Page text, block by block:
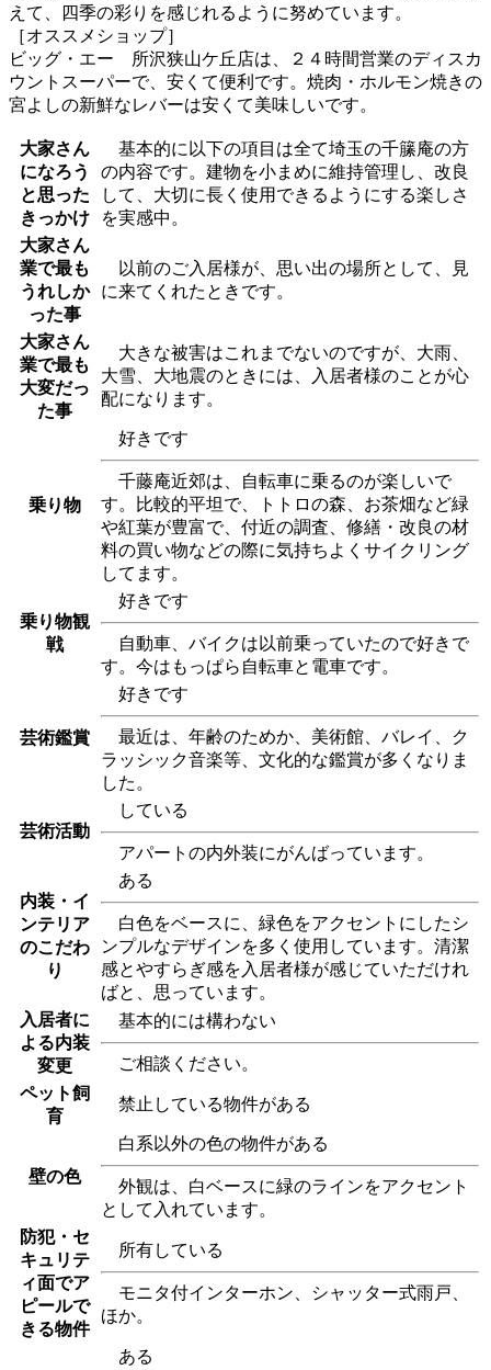
えて、四季の彩りを感じれるように努めています。
［オススメショップ］
ビッグ・エー 所沢狭山ケ丘店は、２４時間営業のディスカ
ウントスーパーで、安くて便利です。焼肉・ホルモン焼きの
宮よしの新鮮なレバーは安くて美味しいです。
大家さん
になろう
と思った
きっかけ
基本的に以下の項目は全て埼玉の千籘庵の方
の内容です。建物を小まめに維持管理し、改良
して、大切に長く使用できるようにする楽しさ
を実感中。
大家さん
業で最も
うれしか
った事
以前のご入居様が、思い出の場所として、見
に来てくれたときです。
大家さん
業で最も
大変だっ
た事
大きな被害はこれまでないのですが、大雨、
大雪、大地震のときには、入居者様のことが心
配になります。
乗り物
好きです
千藤庵近郊は、自転車に乗るのが楽しいで
す。比較的平坦で、トトロの森、お茶畑など緑
や紅葉が豊富で、付近の調査、修繕・改良の材
料の買い物などの際に気持ちよくサイクリング
してます。
乗り物観
戦
好きです
自動車、バイクは以前乗っていたので好きで
す。今はもっぱら自転車と電車です。
芸術鑑賞
好きです
最近は、年齢のためか、美術館、バレイ、ク
ラッシック音楽等、文化的な鑑賞が多くなりま
した。
芸術活動
している
アパートの内外装にがんばっています。
内装・イ
ンテリア
のこだわ
り
ある
白色をベースに、緑色をアクセントにしたシ
ンプルなデザインを多く使用しています。清潔
感とやすらぎ感を入居者様が感じていただけれ
ばと、思っています。
入居者に
よる内装
変更
基本的には構わない
ご相談ください。
ペット飼
育
禁止している物件がある
壁の色
白系以外の色の物件がある
外観は、白ベースに緑のラインをアクセント
として入れています。
防犯・セ
キュリテ
ィ面でア
ピールで
きる物件
所有している
モニタ付インターホン、シャッター式雨戸、
ほか。
ある